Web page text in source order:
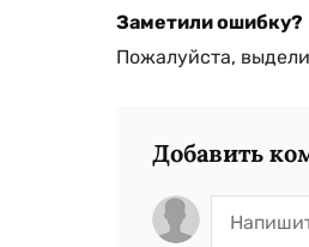
Заметили ошибку?
Пожалуйста,
Добавить